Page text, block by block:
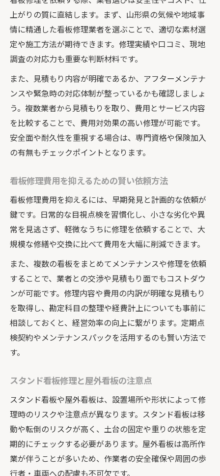
定期メンテナンスで看板の事故を未然に防
ぐ
看板修理による安全管理の重要ポイント
安全対策で注目したい看板修理業者の選び
方
看板修理とメンテナンスの最適な頻度とは
看板の寿命を延ばすための効果的修理法
上がりの質に直結します。まず、山形県の気候や地域事
情に精通した看板修理業者を選ぶことで、適切な素材選
定や施工方法が期待できます。修理実績や口コミ、現地
調査の対応力も重要な判断材料です。
また、見積もり内容が明確であるか、アフターメンテナ
ンスや緊急時の対応体制が整っているかも確認しましょ
う。複数業者から見積もりを取り、費用とサービス内容
を比較することで、費用対効果の高い修理が可能です。
安全面や耐久性を重視する場合は、専門資格や保険加入
の有無もチェックポイントとなります。
看板修理費用を抑えるための賢い依頼方法
看板修理費用を抑えるには、早期発見と計画的な依頼が
鍵です。日常的な目視点検を習慣化し、小さな劣化や異
常を見逃さず、軽微なうちに修理を依頼することで、大
規模な修繕や交換に比べて費用を大幅に削減できます。
また、複数の看板をまとめてメンテナンスや修理を依頼
することで、業者との交渉や見積もり面でもコストダウ
ンが可能です。修理内容や費用の内訳が明確な見積もり
を取得し、勘定科目の整理や経費計上についても事前に
相談しておくと、経営効率の向上に繋がります。定期点
検契約やメンテナンスパックを活用するのも賢い方法で
す。
スタンド看板修理と屋外看板の注意点
スタンド看板や屋外看板は、設置場所や形状によって修
理時のリスクや注意点が異なります。スタンド看板は移
動や転倒のリスクが高く、土台の固定や重りの状態を定
期的にチェックする必要があります。屋外看板は高所作
業が伴うことが多いため、作業者の安全確保や周囲の歩
行者・車両への配慮も不可欠です。